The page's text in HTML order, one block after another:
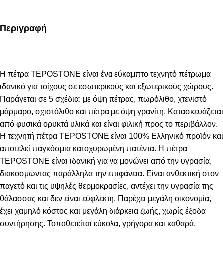
Περιγραφή
Η πέτρα TEPOSTONE είναι ένα εύκαμπτο τεχνητό πέτρωμα
ιδανικό για τοίχους σε εσωτερικούς και εξωτερικούς χώρους.
Παράγεται σε 5 σχέδια: με όψη πέτρας, πωρόλιθο, χτενιστό
μάρμαρο, σχιστόλιθο και πέτρα με όψη γρανίτη. Κατασκευάζεται
από φυσικά ορυκτά υλικά και είναι φιλική προς το περιβάλλον.
Η τεχνητή πέτρα TEPOSTONE είναι 100% Ελληνικό προϊόν και
αποτελεί παγκόσμια κατοχυρωμένη πατέντα. Η πέτρα
TEPOSTONE είναι ιδανική για να μονώνει από την υγρασία,
διακοσμώντας παράλληλα την επιφάνεια. Είναι ανθεκτική στον
παγετό και τις υψηλές θερμοκρασίες, αντέχει την υγρασία της
θάλασσας και δεν είναι εύφλεκτη. Παρέχει μεγάλη οικονομία,
έχει χαμηλό κόστος και μεγάλη διάρκεια ζωής, χωρίς έξοδα
συντήρησης. Τοποθετείται εύκολα, γρήγορα και καθαρά.